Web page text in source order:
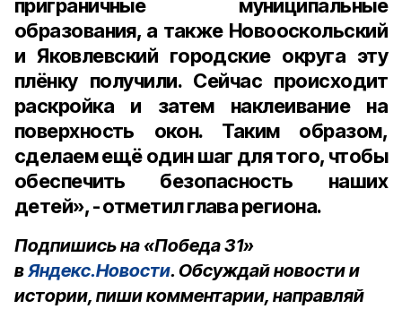
приграничные муниципальные
образования, а также Новооскольский
и Яковлевский городские округа эту
плёнку получили. Сейчас происходит
раскройка и затем наклеивание на
поверхность окон. Таким образом,
сделаем ещё один шаг для того, чтобы
обеспечить безопасность наших
детей», - отметил глава региона.
Подпишись на «Победа 31»
вЯндекс.Новости. Обсуждай новости и
истории, пиши комментарии, направляй